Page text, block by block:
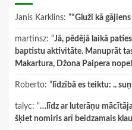
Janis Karklins: “"Gluži kā
martinsz: “Jā, pēdējā laikā
baptistu aktivitāte. Manuprāt
Makartura, Džona Paipera
Roberto: “ līdzībā es teiktu: ..
talyc: “…līdz ar luterāņu
šķiet nomiris arī beidzamais